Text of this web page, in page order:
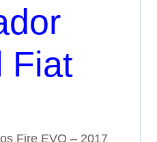
Fiat
Fire EVO – 2017